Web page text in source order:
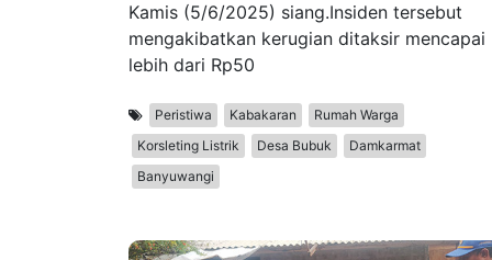
Kamis (5/6/2025) siang.Insiden tersebut
mengakibatkan kerugian ditaksir mencapai
lebih dari Rp50
Peristiwa Kabakaran
Rumah Warga
Korsleting Listrik
Desa Bubuk
Damkarmat
Banyuwangi